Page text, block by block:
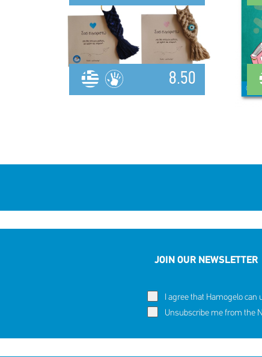
8.50
JOIN OUR NEWSLETTER
I agree that Hamogelo can
Unsubscribe me from the